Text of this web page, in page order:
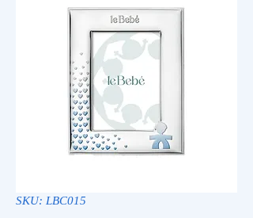
SKU: LBC015